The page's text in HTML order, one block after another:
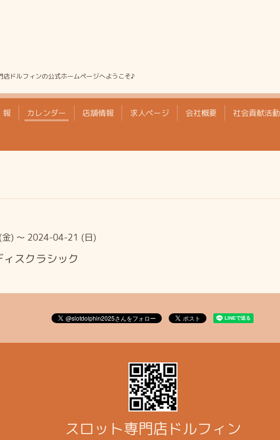
ドルフィンの公式ホームページへようこそ♪
カレンダー 店舗情報 求人ページ 会社概要 社会貢献活動
) ～ 2024-04-21 (日)
スクラシック
スロット専門店ドルフィン